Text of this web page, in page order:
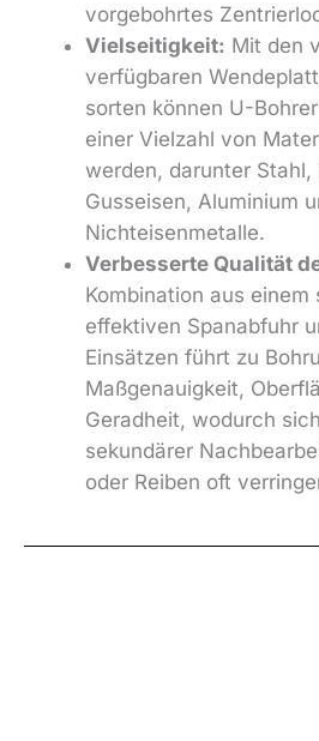
vorgebohrtes
Vielseitigkeit: Mit den
verfügbaren
sorten können U-
einer Vielzahl von
werden, darunter Stahl,
Gusseisen, Aluminium
Nichteisenmetalle.
Verbesserte Qualität
Kombination aus einem
effektiven Spanabfuhr
Einsätzen führt zu
Maßgenauigkeit,
Geradheit, wodurch
sekundärer
oder Reiben oft